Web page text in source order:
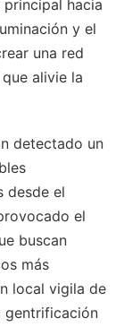
hacia
y el
una red
alivie la
detectado un
desde el
el
buscan
más
local vigila de
gentrificación